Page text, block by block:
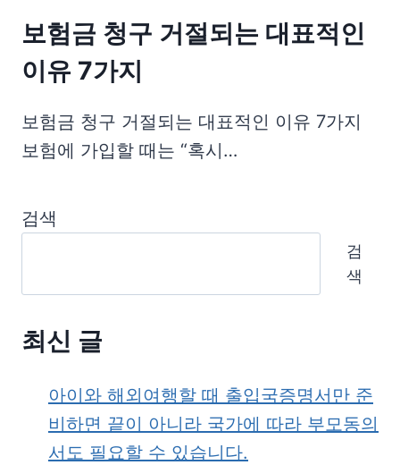
보험금 청구 거절되는 대표적인
이유 7가지
보험금 청구 거절되는 대표적인 이유 7가지
보험에 가입할 때는 “혹시…
검색
검
색
최신 글
아이와 해외여행할 때 출입국증명서만 준
비하면 끝이 아니라 국가에 따라 부모동의
서도 필요할 수 있습니다.